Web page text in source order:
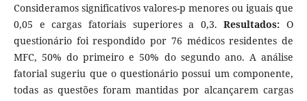
Consideramos significativos valores-p menores ou iguais que
0,05 e cargas fatoriais superiores a 0,3.Resultados:O
questionário foi respondido por 76 médicos residentes de
MFC, 50% do primeiro e 50% do segundo ano. A análise
fatorial sugeriu que o questionário possui um componente,
todas as questões foram mantidas por alcançarem cargas